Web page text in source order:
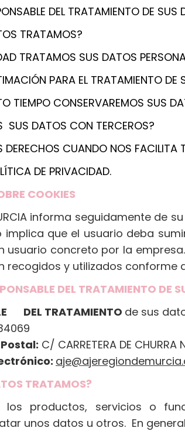
DEL TRATAMIENTO DE SUS
TRATAMOS?
TRATAMOS SUS DATOS
PARA EL TRATAMIENTO DE
TIEMPO CONSERVAREMOS SUS
SUS DATOS CON TERCEROS?
CUANDO NOS FACILITA
DE PRIVACIDAD.
COOKIES
informa seguidamente de
implica que el usuario deba
usuario concreto por la
recogidos y utilizados conforme
DEL TRATAMIENTO DE
DEL TRATAMIENTO de sus
C/ CARRETERA DE
TRATAMOS?
los productos, servicios o
unos datos u otros. En